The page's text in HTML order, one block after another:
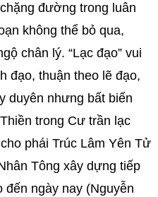
đường trong luân
không thể bỏ qua,
chân lý. “Lạc đạo” vui
đạo, thuận theo lẽ đạo,
duyên nhưng bất biến
trong Cư trần lạc
phái Trúc Lâm Yên Tử
Tông xây dựng tiếp
đến ngày nay (Nguyễn